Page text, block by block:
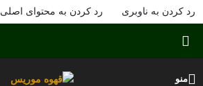
رد کردن به ناوبری رد کردن به محتوای اصلی
منو